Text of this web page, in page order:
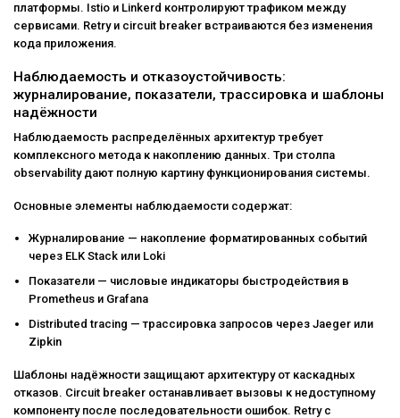
платформы. Istio и Linkerd контролируют трафиком между
сервисами. Retry и circuit breaker встраиваются без изменения
кода приложения.
Наблюдаемость и отказоустойчивость:
журналирование, показатели, трассировка и шаблоны
надёжности
Наблюдаемость распределённых архитектур требует
комплексного метода к накоплению данных. Три столпа
observability дают полную картину функционирования системы.
Основные элементы наблюдаемости содержат:
Журналирование — накопление форматированных событий
через ELK Stack или Loki
Показатели — числовые индикаторы быстродействия в
Prometheus и Grafana
Distributed tracing — трассировка запросов через Jaeger или
Zipkin
Шаблоны надёжности защищают архитектуру от каскадных
отказов. Circuit breaker останавливает вызовы к недоступному
компоненту после последовательности ошибок. Retry с